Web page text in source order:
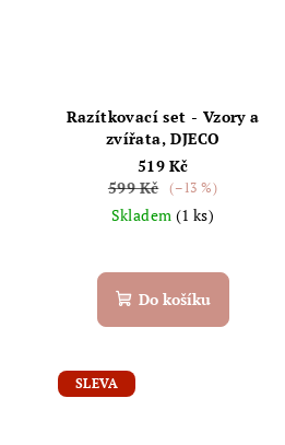
Razítkovací set - Vzory a
zvířata, DJECO
519 Kč
599 Kč
(–13 %)
Skladem (1 ks)
Do košíku
SLEVA